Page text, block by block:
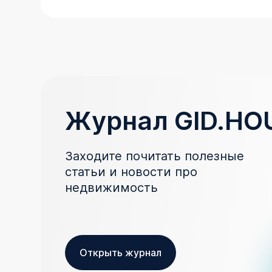
Журнал
Заходите почитать полезные
статьи и новости про
недвижимость
Открыть журнал